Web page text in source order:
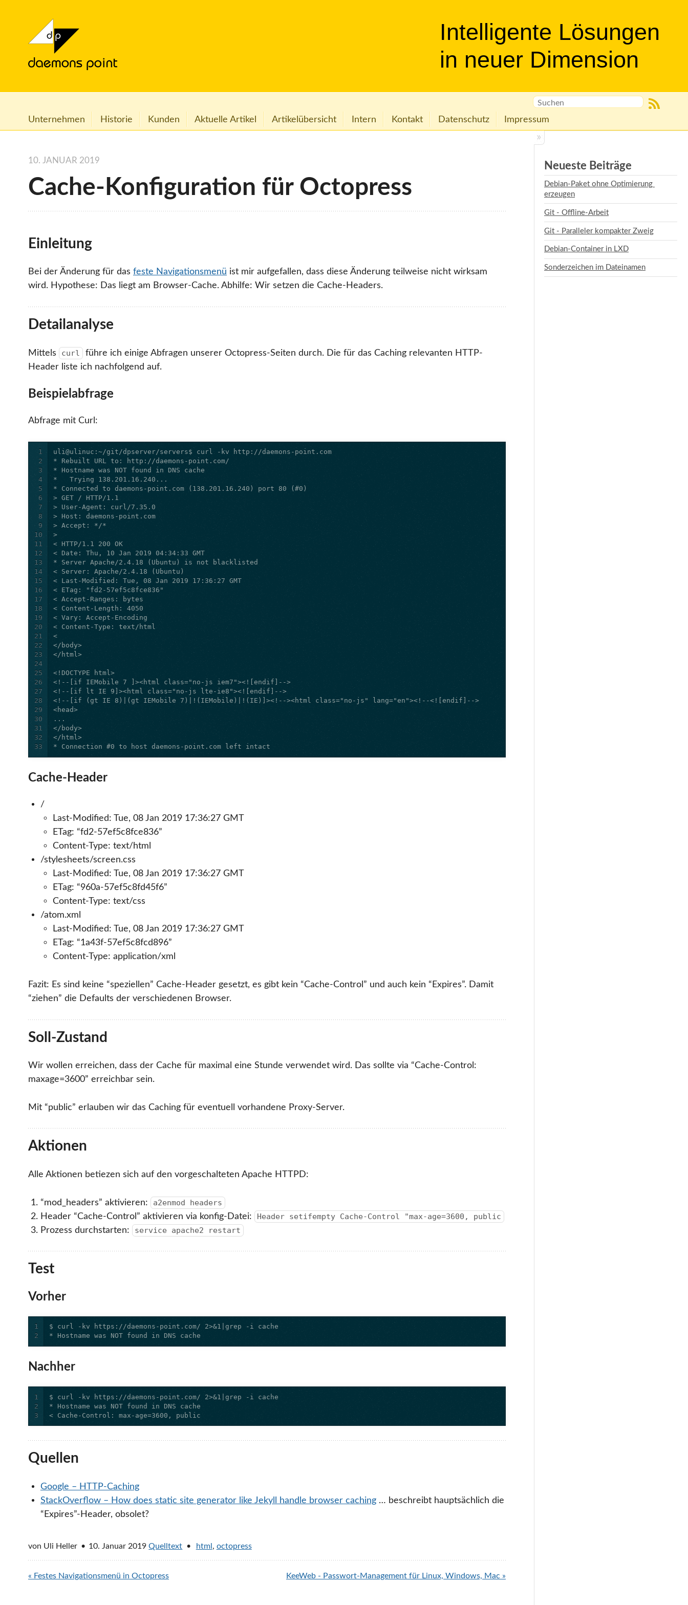
Intelligente Lösungen
in neuer Dimension
Unternehmen Historie Kunden Aktuelle Artikel Artikelübersicht Intern Kontakt Datenschutz Impressum
Cache-Konfiguration für Octopress
10. JANUAR 2019
Einleitung
Bei der Änderung für das feste Navigationsmenü ist mir aufgefallen, dass diese Änderung teilweise nicht wirksam
wird. Hypothese: Das liegt am Browser-Cache. Abhilfe: Wir setzen die Cache-Headers.
Detailanalyse
Mittels curl
führe ich einige Abfragen unserer Octopress-Seiten durch. Die für das Caching relevanten HTTP-
Header liste ich nachfolgend auf.
Beispielabfrage
Abfrage mit Curl:
1
2
3
4
5
6
7
8
9
10
11
12
13
14
15
16
17
18
19
20
21
22
23
24
25
26
27
28
29
30
31
32
33
* Connection #0 to host daemons-point.com left intact
Cache-Header
/
Last-Modified: Tue, 08 Jan 2019 17:36:27 GMT
ETag: “fd2-57ef5c8fce836”
Content-Type: text/html
/stylesheets/screen.css
Last-Modified: Tue, 08 Jan 2019 17:36:27 GMT
ETag: “960a-57ef5c8fd45f6”
Content-Type: text/css
/atom.xml
Last-Modified: Tue, 08 Jan 2019 17:36:27 GMT
ETag: “1a43f-57ef5c8fcd896”
Content-Type: application/xml
Fazit: Es sind keine “speziellen” Cache-Header gesetzt, es gibt kein “Cache-Control” und auch kein “Expires”. Damit
“ziehen” die Defaults der verschiedenen Browser.
Soll-Zustand
Wir wollen erreichen, dass der Cache für maximal eine Stunde verwendet wird. Das sollte via “Cache-Control:
maxage=3600” erreichbar sein.
Mit “public” erlauben wir das Caching für eventuell vorhandene Proxy-Server.
Aktionen
Alle Aktionen betiezen sich auf den vorgeschalteten Apache HTTPD:
“mod_headers” aktivieren: a2enmod headers
Header “Cache-Control” aktivieren via konfig-Datei: Header setifempty Cache-Control "max-age=3600, public
Prozess durchstarten: service apache2 restart
Test
Vorher
1
2
* Hostname was NOT found in DNS cache
Nachher
1
2
3
< Cache-Control: max-age=3600, public
Quellen
Google – HTTP-Caching
StackOverflow – How does static site generator like Jekyll handle browser caching… beschreibt hauptsächlich die
“Expires”-Header, obsolet?
von Uli Heller 10. Januar 2019 Quelltext html , octopress
« Festes Navigationsmenü in Octopress KeeWeb - Passwort-Management für Linux, Windows, Mac »
Neueste Beiträge
Debian-Paket ohne Optimierung
erzeugen
Git - Offline-Arbeit
Git - Paralleler kompakter Zweig
Debian-Container in LXD
Sonderzeichen im Dateinamen